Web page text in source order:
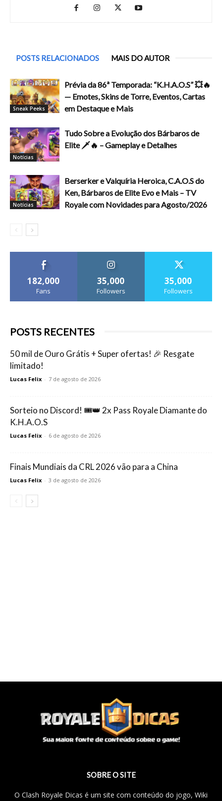
POSTS RELACIONADOS MAIS DO AUTOR
Sneak Peeks
Prévia da 86ª Temporada: “K.H.A.O.S” 💥🔥
— Emotes, Skins de Torre, Eventos, Cartas
em Destaque e Mais
Notícias
Tudo Sobre a Evolução dos Bárbaros de
Elite 🗡️🔥 – Gameplay e Detalhes
Notícias
Berserker e Valquíria Heroica, C.A.O.S do
Ken, Bárbaros de Elite Evo e Mais – TV
Royale com Novidades para Agosto/2026
182,000
Fans
35,000
Followers
35,000
Followers
POSTS RECENTES
50 mil de Ouro Grátis + Super ofertas! 🎉 Resgate
limitado!
Lucas Felix - 7 de agosto de 2026
Sorteio no Discord! 🎟️👑 2x Pass Royale Diamante do
K.H.A.O.S
Lucas Felix - 6 de agosto de 2026
Finais Mundiais da CRL 2026 vão para a China
Lucas Felix - 3 de agosto de 2026
SOBRE O SITE
O Clash Royale Dicas é um site com conteúdo do jogo, Wiki